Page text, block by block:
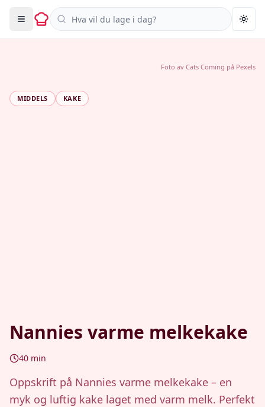
Søk i oppskrifter
MIDDELS KAKE
Nannies varme melkekake
40 min
Oppskrift på Nannies varme melkekake – en
myk og luftig kake laget med varm melk. Perfekt
Foto av Cats Coming på Pexels